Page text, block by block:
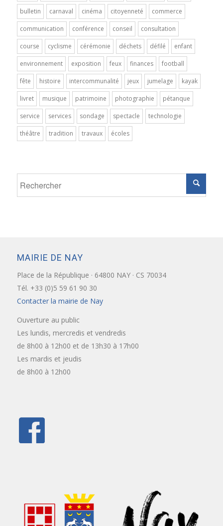
bulletin carnaval cinéma citoyenneté commerce
communication conférence conseil consultation
course cyclisme cérémonie déchets défilé enfant
environnement exposition feux finances football
fête histoire intercommunalité jeux jumelage kayak
livret musique patrimoine photographie pétanque
service services sondage spectacle technologie
théâtre tradition travaux écoles
MAIRIE DE NAY
Place de la République · 64800 NAY · CS 70034
Tél. +33 (0)5 59 61 90 30
Contacter la mairie de Nay
Ouverture au public
Les lundis, mercredis et vendredis
de 8h00 à 12h00 et de 13h30 à 17h00
Les mardis et jeudis
de 8h00 à 12h00